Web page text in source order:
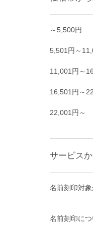
～5,500円
5,501円～
11,001円～
16,501円～
22,001円～
サービス
名前刻印対
名前刻印に